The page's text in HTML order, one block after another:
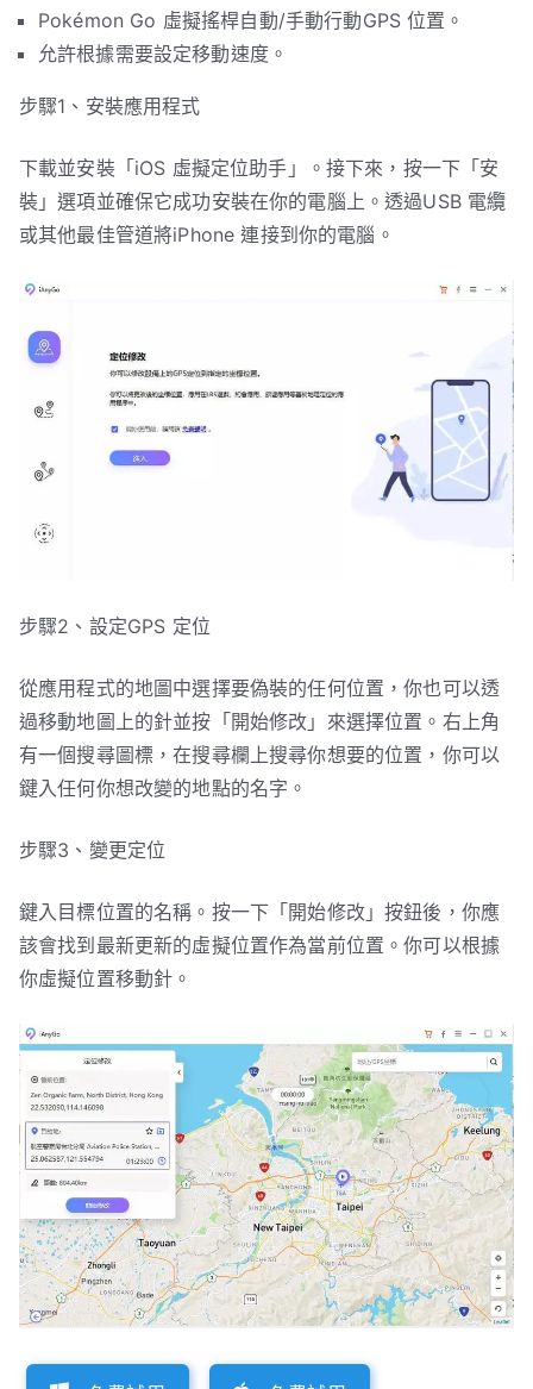
Pokémon Go 虛擬搖桿自動/手動行動GPS 位置。
允許根據需要設定移動速度。
步驟1、安裝應用程式
下載並安裝「iOS 虛擬定位助手」。接下來，按一下「安
裝」選項並確保它成功安裝在你的電腦上。透過USB 電纜
或其他最佳管道將iPhone 連接到你的電腦。
步驟2、設定GPS 定位
從應用程式的地圖中選擇要偽裝的任何位置，你也可以透
過移動地圖上的針並按「開始修改」來選擇位置。右上角
有一個搜尋圖標，在搜尋欄上搜尋你想要的位置，你可以
鍵入任何你想改變的地點的名字。
步驟3、變更定位
鍵入目標位置的名稱。按一下「開始修改」按鈕後，你應
該會找到最新更新的虛擬位置作為當前位置。你可以根據
你虛擬位置移動針。